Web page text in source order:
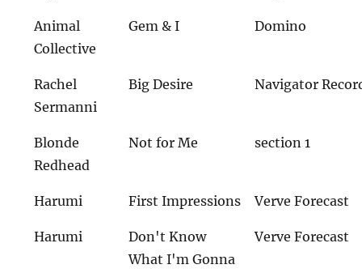
Animal
Collective
Gem & I Domino
Rachel
Sermanni
Big Desire Navigator
Blonde
Redhead
Not for Me section 1
Harumi First Impressions Verve Forecast
Harumi
Don't Know
What I'm Gonna
Verve Forecast